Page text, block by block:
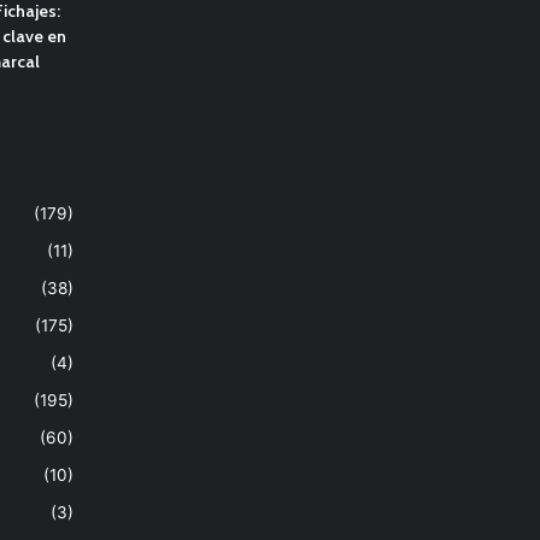
en
(179)
(11)
(38)
(175)
(4)
(195)
(60)
(10)
(3)